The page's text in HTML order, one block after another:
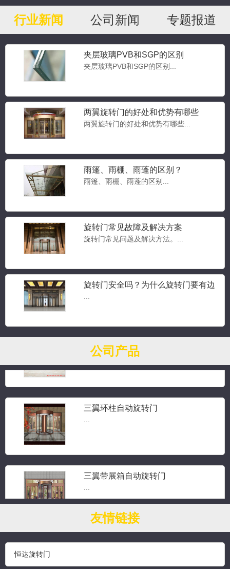
行业新闻 公司新闻 专题报道
夹层玻璃PVB和SGP的区别
夹层玻璃PVB和SGP的区别...
两翼旋转门的好处和优势有哪些
两翼旋转门的好处和优势有哪些...
雨篷、雨棚、雨蓬的区别？
雨篷、雨棚、雨蓬的区别...
旋转门常见故障及解决方案
旋转门常见问题及解决方法。...
旋转门安全吗？为什么旋转门要有边
公司产品
两翼旋转门...
豪华三翼自动旋转门
三翼旋转门...
三翼手动旋转门
三翼旋转门...
三翼环柱自动旋转门
三翼带展箱自动旋转门
友情链接
恒达旋转门